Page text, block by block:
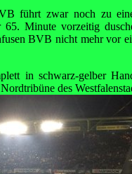
führt zwar noch zu
Minute vorzeitig
BVB nicht mehr vor
in schwarz-gelber
des